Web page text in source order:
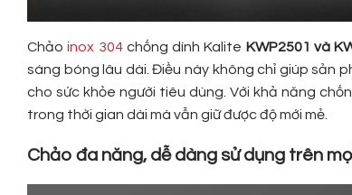
Chảoinox 304chống dính Kalite KWP2501 và
sáng bóng lâu dài. Điều này không chỉ giúp sản
cho sức khỏe người tiêu dùng. Với khả năng
trong thời gian dài mà vẫn giữ được độ mới mẻ.
Chảo đa năng, dễ dàng sử dụng trên